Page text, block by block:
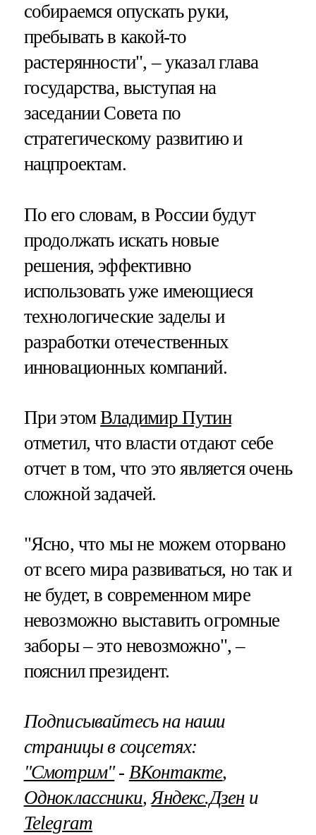
собираемся опускать руки,
пребывать в какой-то
растерянности", – указал глава
государства, выступая на
заседании Совета по
стратегическому развитию и
нацпроектам.
По его словам, в России будут
продолжать искать новые
решения, эффективно
использовать уже имеющиеся
технологические заделы и
разработки отечественных
инновационных компаний.
При этомВладимир Путин
отметил, что власти отдают себе
отчет в том, что это является очень
сложной задачей.
"Ясно, что мы не можем оторвано
от всего мира развиваться, но так и
не будет, в современном мире
невозможно выставить огромные
заборы – это невозможно", –
пояснил президент.
Подписывайтесь на наши
страницы в соцсетях:
"Смотрим"‐ ВКонтакте,
Одноклассники,Яндекс.Дзени
Telegram